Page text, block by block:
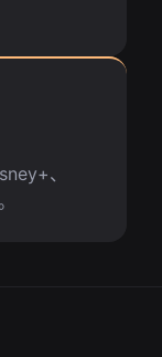
、